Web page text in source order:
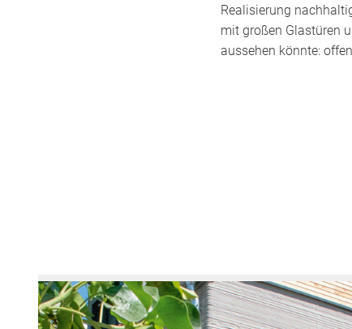
Realisierung
mit großen Glastüren
aussehen könnte: